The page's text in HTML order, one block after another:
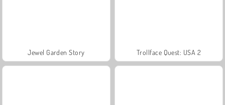
Jewel Garden Story Trollface Quest: USA 2